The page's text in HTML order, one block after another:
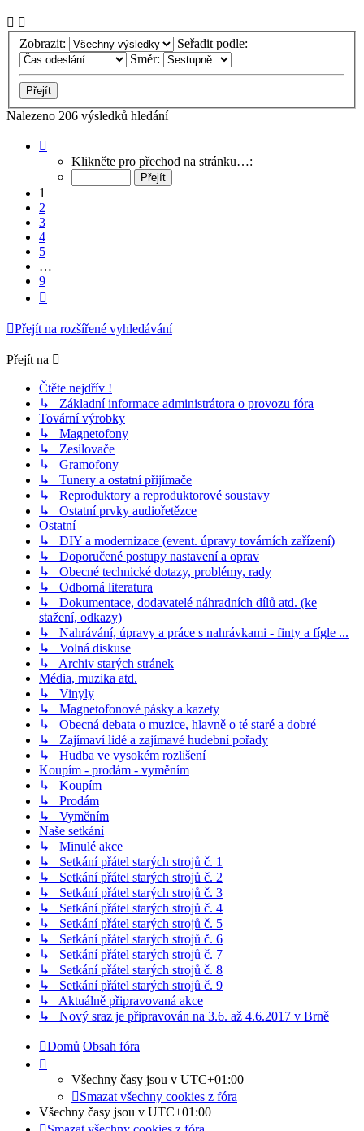
Zobrazit:
Seřadit podle:
Směr:
Nalezeno 206 výsledků hledání
Klikněte pro přechod na stránku…:
1
2
3
4
5
…
9
Přejít na rozšířené vyhledávání
Přejít na
Čtěte nejdřív !
↳ Základní informace administrátora o provozu fóra
Tovární výrobky
↳ Magnetofony
↳ Zesilovače
↳ Gramofony
↳ Tunery a ostatní přijímače
↳ Reproduktory a reproduktorové soustavy
↳ Ostatní prvky audiořetězce
Ostatní
↳ DIY a modernizace (event. úpravy továrních zařízení)
↳ Doporučené postupy nastavení a oprav
↳ Obecné technické dotazy, problémy, rady
↳ Odborná literatura
↳ Dokumentace, dodavatelé náhradních dílů atd. (ke
stažení, odkazy)
↳ Nahrávání, úpravy a práce s nahrávkami - finty a fígle ...
↳ Volná diskuse
↳ Archiv starých stránek
Média, muzika atd.
↳ Vinyly
↳ Magnetofonové pásky a kazety
↳ Obecná debata o muzice, hlavně o té staré a dobré
↳ Zajímaví lidé a zajímavé hudební pořady
↳ Hudba ve vysokém rozlišení
Koupím - prodám - vyměním
↳ Koupím
↳ Prodám
↳ Vyměním
Naše setkání
↳ Minulé akce
↳ Setkání přátel starých strojů č. 1
↳ Setkání přátel starých strojů č. 2
↳ Setkání přátel starých strojů č. 3
↳ Setkání přátel starých strojů č. 4
↳ Setkání přátel starých strojů č. 5
↳ Setkání přátel starých strojů č. 6
↳ Setkání přátel starých strojů č. 7
↳ Setkání přátel starých strojů č. 8
↳ Setkání přátel starých strojů č. 9
↳ Aktuálně připravovaná akce
↳ Nový sraz je připravován na 3.6. až 4.6.2017 v Brně
Domů Obsah fóra
Všechny časy jsou v UTC+01:00
Smazat všechny cookies z fóra
Všechny časy jsou v UTC+01:00